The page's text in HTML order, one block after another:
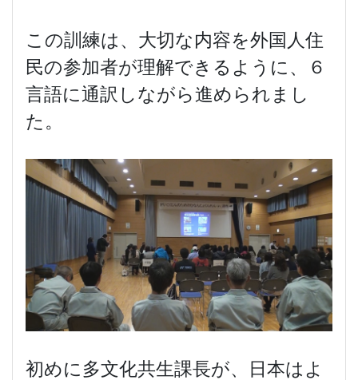
この訓練は、大切な内容を外国人住
民の参加者が理解できるように、６
言語に通訳しながら進められまし
た。
初めに多文化共生課長が、日本はよ